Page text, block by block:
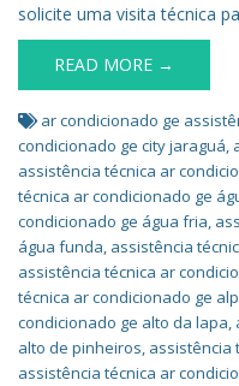
solicite uma visita técnica
READ MORE →
ar condicionado ge
condicionado ge city jaraguá,
assistência técnica ar
técnica ar condicionado ge
condicionado ge água fria,
água funda, assistência
assistência técnica ar
técnica ar condicionado ge
condicionado ge alto da lapa,
alto de pinheiros, assistência
assistência técnica ar